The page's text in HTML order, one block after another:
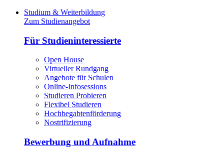
Studium & Weiterbildung
Zum Studienangebot
Für Studieninteressierte
Open House
Virtueller Rundgang
Angebote für Schulen
Online-Infosessions
Studieren Probieren
Flexibel Studieren
Hochbegabtenförderung
Nostrifizierung
Bewerbung und Aufnahme